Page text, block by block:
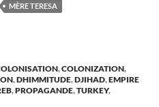
MÈRE TERESA
,COLONIZATION,
,DHIMMITUDE,DJIHAD,EMPIRE
,PROPAGANDE,TURKEY,